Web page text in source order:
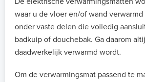
waar u de vloer en/of wand
onder vaste delen die volledig
badkuip of douchebak. Ga daarom
daadwerkelijk verwarmd wordt.
Om de verwarmingsmat passend te